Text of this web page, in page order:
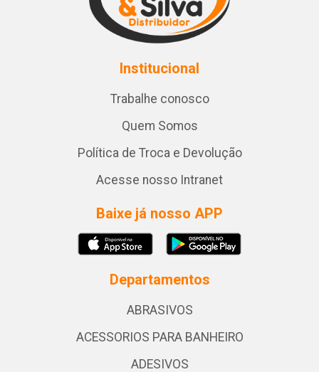
Institucional
Trabalhe conosco
Quem Somos
Política de Troca e Devolução
Acesse nosso Intranet
Baixe já nosso APP
Departamentos
ABRASIVOS
ACESSORIOS PARA BANHEIRO
ADESIVOS